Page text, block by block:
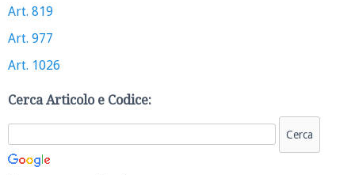
Art. 819
Art. 977
Art. 1026
Cerca Articolo e Codice: